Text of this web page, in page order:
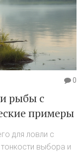
0
рыбы с
примеры
для ловли с
выбора и